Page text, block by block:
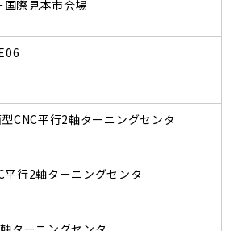
国際見本市会場
CNC平行2軸ターニングセンタ
平行2軸ターニングセンタ